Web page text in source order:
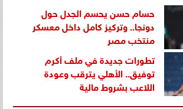
حسام حسن يحسم الجدل حول
دونجا.. وتركيز كامل داخل معسكر
منتخب مصر
تطورات جديدة في ملف أكرم
توفيق.. الأهلي يترقب وعودة
اللاعب بشروط مالية